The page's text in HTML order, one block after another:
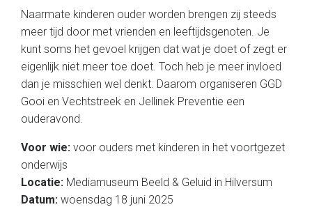
Naarmate kinderen ouder worden brengen zij steeds
meer tijd door met vrienden en leeftijdsgenoten. Je
kunt soms het gevoel krijgen dat wat je doet of zegt er
eigenlijk niet meer toe doet. Toch heb je meer invloed
dan je misschien wel denkt. Daarom organiseren GGD
Gooi en Vechtstreek en Jellinek Preventie een
ouderavond.
Voor wie: voor ouders met kinderen in het voortgezet
onderwijs
Locatie: Mediamuseum Beeld & Geluid in Hilversum
Datum: woensdag 18 juni 2025